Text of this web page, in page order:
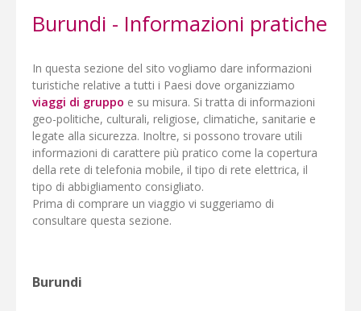
Burundi - Informazioni pratiche
In questa sezione del sito vogliamo dare informazioni
turistiche relative a tutti i Paesi dove organizziamo
viaggi di gruppo e su misura. Si tratta di informazioni
geo-politiche, culturali, religiose, climatiche, sanitarie e
legate alla sicurezza. Inoltre, si possono trovare utili
informazioni di carattere più pratico come la copertura
della rete di telefonia mobile, il tipo di rete elettrica, il
tipo di abbigliamento consigliato.
Prima di comprare un viaggio vi suggeriamo di
consultare questa sezione.
Burundi